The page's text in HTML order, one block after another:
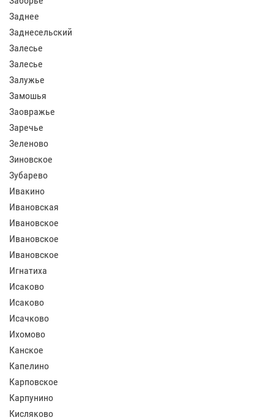
Заднее
Заднесельский
Залесье
Залесье
Залужье
Замошья
Заовражье
Заречье
Зеленово
Зиновское
Зубарево
Ивакино
Ивановская
Ивановское
Ивановское
Ивановское
Игнатиха
Исаково
Исаково
Исачково
Ихомово
Канское
Капелино
Карповское
Карпунино
Кисляково